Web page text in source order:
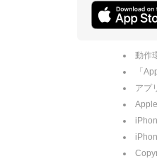
動作
「
アプ